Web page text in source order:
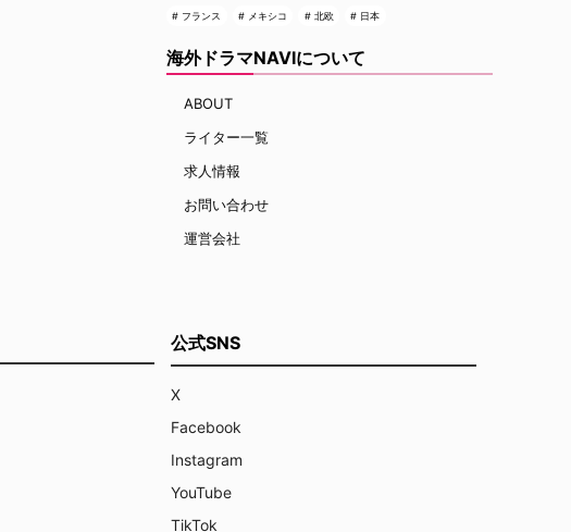
フランス メキシコ 北欧 日本
海外ドラマNAVIについて
ABOUT
ライター一覧
求人情報
お問い合わせ
運営会社
公式SNS
X
Facebook
Instagram
YouTube
TikTok